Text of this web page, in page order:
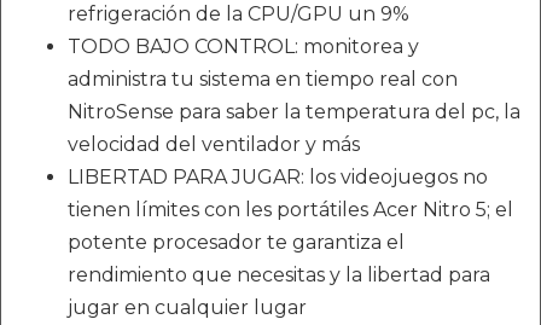
refrigeración de la CPU/GPU un 9%
TODO BAJO CONTROL: monitorea y
administra tu sistema en tiempo real con
NitroSense para saber la temperatura del pc, la
velocidad del ventilador y más
LIBERTAD PARA JUGAR: los videojuegos no
tienen límites con les portátiles Acer Nitro 5; el
potente procesador te garantiza el
rendimiento que necesitas y la libertad para
jugar en cualquier lugar